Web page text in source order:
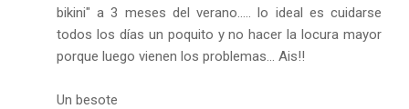
bikini" a 3 meses del verano..... lo ideal es cuidarse
todos los días un poquito y no hacer la locura mayor
porque luego vienen los problemas... Ais!!
Un besote